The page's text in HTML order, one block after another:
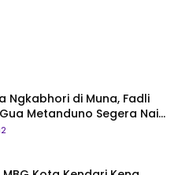
Ngkabhori di Muna, Fadli
Metanduno Segera Naik
Budaya Nasional